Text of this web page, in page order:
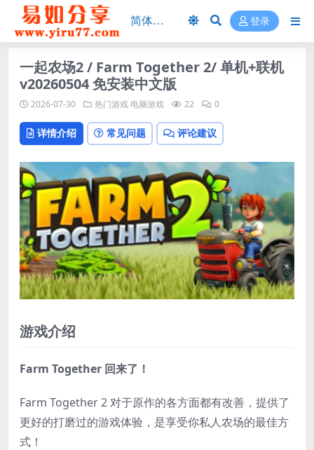
登录
一起农场2 / Farm Together 2/ 单机+联机
v20260504 免安装中文版
2026-07-30 热门游戏 电脑游戏 22 0
详情介绍 常见问题 评论建议
游戏介绍
Farm Together 回来了！
Farm Together 2 对于原作的各方面都有改善，提供了
更好的打磨过的游戏体验，是享受你私人农场的最佳方
式！